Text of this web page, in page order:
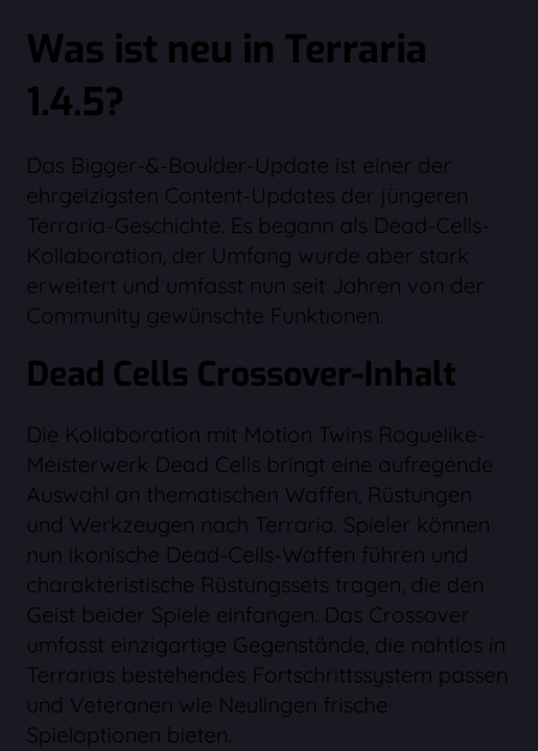
Was ist neu in Terraria
1.4.5?
Das Bigger-&-Boulder-Update ist einer der
ehrgeizigsten Content-Updates der jüngeren
Terraria-Geschichte. Es begann als Dead-Cells-
Kollaboration, der Umfang wurde aber stark
erweitert und umfasst nun seit Jahren von der
Community gewünschte Funktionen.
Dead Cells Crossover-Inhalt
Die Kollaboration mit Motion Twins Roguelike-
Meisterwerk Dead Cells bringt eine aufregende
Auswahl an thematischen Waffen, Rüstungen
und Werkzeugen nach Terraria. Spieler können
nun ikonische Dead-Cells-Waffen führen und
charakteristische Rüstungssets tragen, die den
Geist beider Spiele einfangen. Das Crossover
umfasst einzigartige Gegenstände, die nahtlos in
Terrarias bestehendes Fortschrittssystem passen
und Veteranen wie Neulingen frische
Spieloptionen bieten.